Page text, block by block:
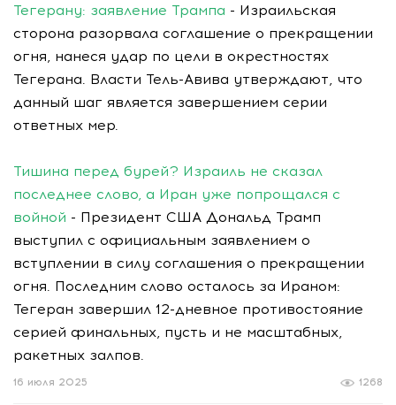
Тегерану: заявление Трампа - Израильская
сторона разорвала соглашение о прекращении
огня, нанеся удар по цели в окрестностях
Тегерана. Власти Тель-Авива утверждают, что
данный шаг является завершением серии
ответных мер.
Тишина перед бурей? Израиль не сказал
последнее слово, а Иран уже попрощался с
войной - Президент США Дональд Трамп
выступил с официальным заявлением о
вступлении в силу соглашения о прекращении
огня. Последним слово осталось за Ираном:
Тегеран завершил 12-дневное противостояние
серией финальных, пусть и не масштабных,
ракетных залпов.
1268
16 июля 2025